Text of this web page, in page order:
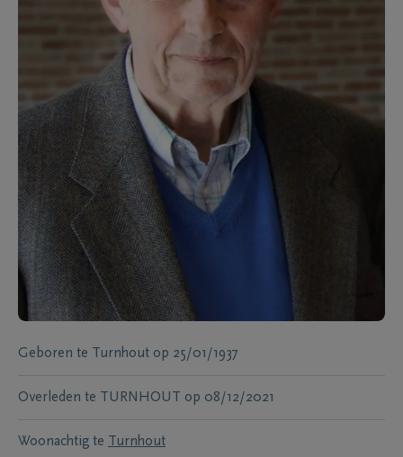
Geboren te Turnhout op 25/01/1937
Overleden te TURNHOUT op 08/12/2021
Woonachtig te Turnhout